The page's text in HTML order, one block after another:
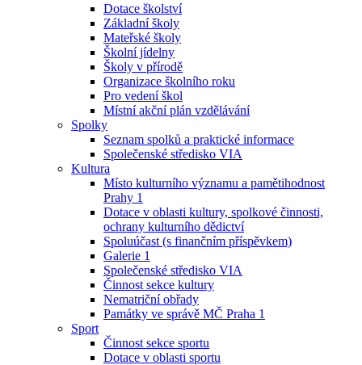
Dotace školství
Základní školy
Mateřské školy
Školní jídelny
Školy v přírodě
Organizace školního roku
Pro vedení škol
Místní akční plán vzdělávání
Spolky
Seznam spolků a praktické informace
Společenské středisko VIA
Kultura
Místo kulturního významu a pamětihodnost
Prahy 1
Dotace v oblasti kultury, spolkové činnosti,
ochrany kulturního dědictví
Spoluúčast (s finančním příspěvkem)
Galerie 1
Společenské středisko VIA
Činnost sekce kultury
Nematriční obřady
Památky ve správě MČ Praha 1
Sport
Činnost sekce sportu
Dotace v oblasti sportu